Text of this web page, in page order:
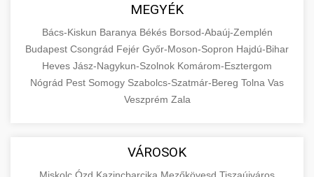
MEGYÉK
Bács-Kiskun Baranya Békés Borsod-Abaúj-Zemplén
Budapest Csongrád Fejér Győr-Moson-Sopron Hajdú-Bihar
Heves Jász-Nagykun-Szolnok Komárom-Esztergom
Nógrád Pest Somogy Szabolcs-Szatmár-Bereg Tolna Vas
Veszprém Zala
VÁROSOK